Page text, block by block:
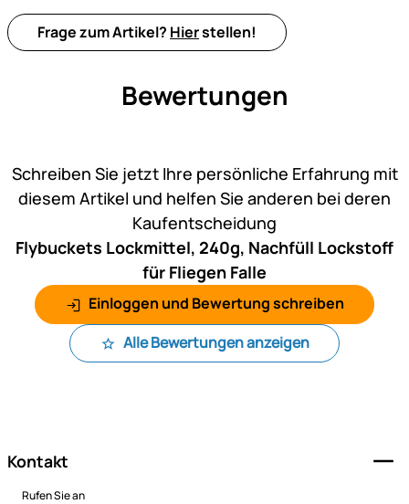
Frage zum Artikel? Hierstellen!
Bewertungen
Schreiben Sie jetzt Ihre persönliche Erfahrung mit
diesem Artikel und helfen Sie anderen bei deren
Kaufentscheidung
Flybuckets Lockmittel, 240g, Nachfüll Lockstoff
für Fliegen Falle
Einloggen und Bewertung schreiben
Alle Bewertungen anzeigen
Kontakt
Rufen Sie an